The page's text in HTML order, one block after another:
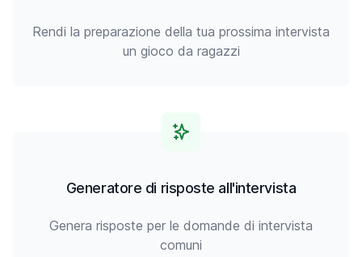
Rendi la preparazione della tua prossima intervista
un gioco da ragazzi
Generatore di risposte all'intervista
Genera risposte per le domande di intervista
comuni